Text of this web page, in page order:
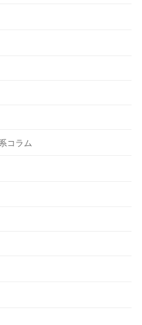
コラム